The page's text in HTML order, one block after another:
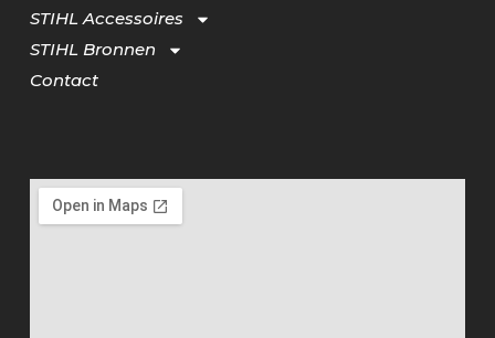
STIHL Accessoires
STIHL Bronnen
Contact